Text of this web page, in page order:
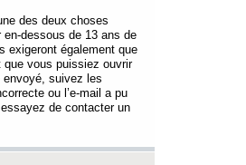
des deux choses
dessous de 13 ans de
exigeront également que
que vous puissiez ouvrir
envoyé, suivez les
ou l’e-mail a pu
de contacter un